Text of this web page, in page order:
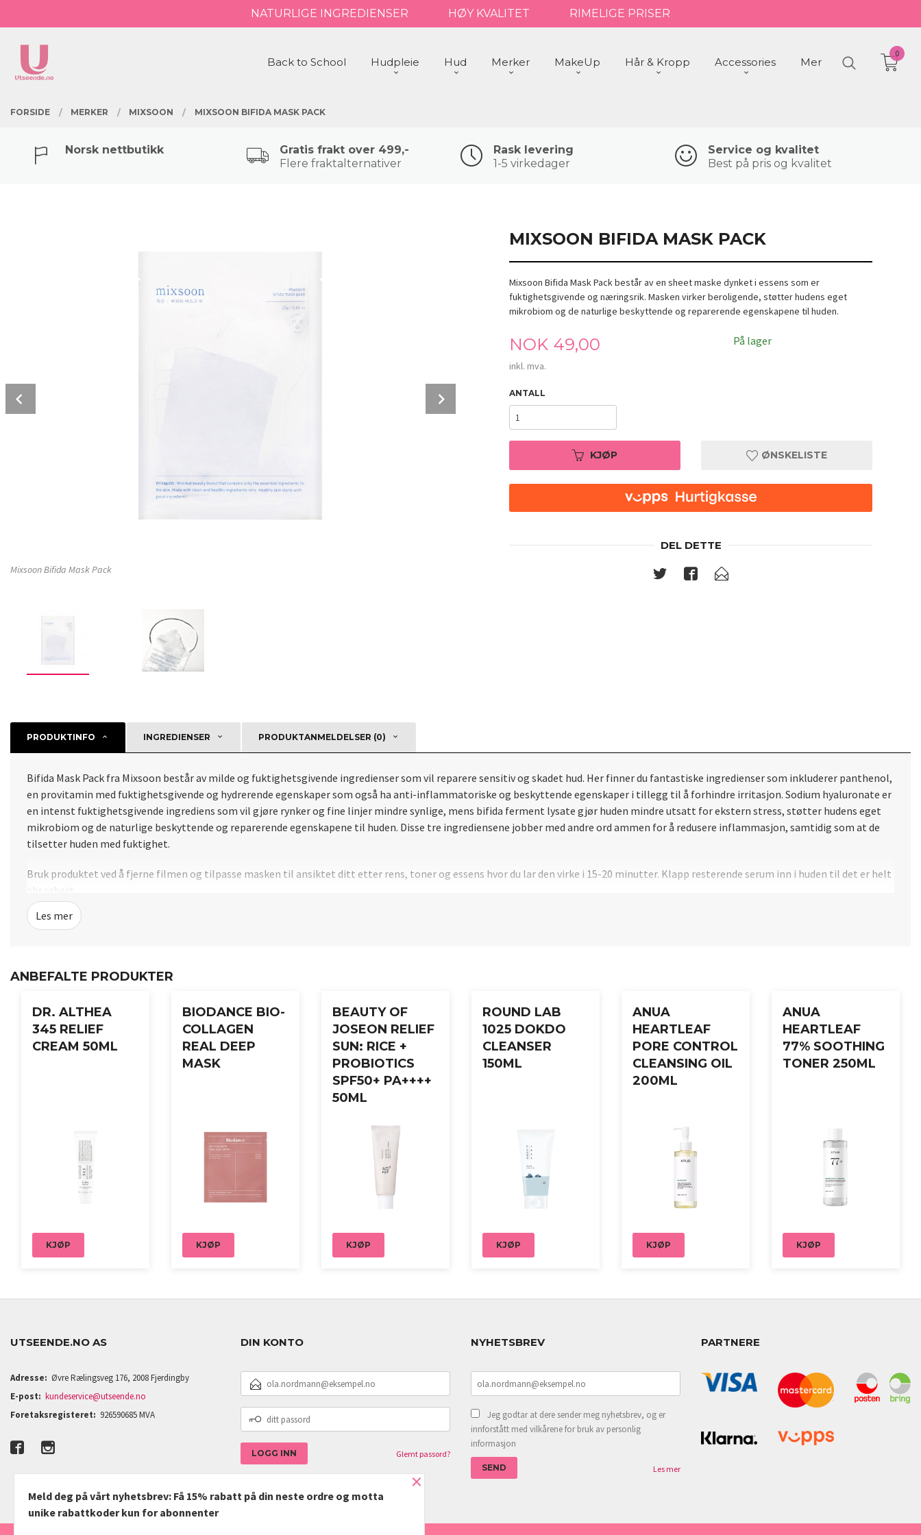
til
NATURLIGE INGREDIENSER HØY KVALITET RIMELIGE PRISER
PRODUKTER
Back to School Hudpleie Hud Merker MakeUp Hår & Kropp Accessories Mer
0
FORSIDE MERKER MIXSOON MIXSOON BIFIDA MASK PACK
Norsk nettbutikk
Gratis frakt over 499,-
Flere fraktalternativer
Rask levering
1-5 virkedager
Service og kvalitet
Best på pris og kvalitet
Mixsoon Bifida Mask Pack
MIXSOON BIFIDA MASK PACK
Mixsoon Bifida Mask Pack består av en sheet maske dynket i essens som er
fuktighetsgivende og næringsrik. Masken virker beroligende, støtter hudens eget
mikrobiom og de naturlige beskyttende og reparerende egenskapene til huden.
Pris
NOK 49,00
inkl. mva.
På lager
ANTALL
KJØP ØNSKELISTE
DEL DETTE
PRODUKTINFO INGREDIENSER PRODUKTANMELDELSER (0)
Bifida Mask Pack fra Mixsoon består av milde og fuktighetsgivende ingredienser som vil reparere sensitiv og skadet hud. Her finner du fantastiske ingredienser som inkluderer panthenol,
en provitamin med fuktighetsgivende og hydrerende egenskaper som også ha anti-inflammatoriske og beskyttende egenskaper i tillegg til å forhindre irritasjon. Sodium hyaluronate er
en intenst fuktighetsgivende ingrediens som vil gjøre rynker og fine linjer mindre synlige, mens bifida ferment lysate gjør huden mindre utsatt for ekstern stress, støtter hudens eget
mikrobiom og de naturlige beskyttende og reparerende egenskapene til huden. Disse tre ingrediensene jobber med andre ord ammen for å redusere inflammasjon, samtidig som at de
tilsetter huden med fuktighet.
Bruk produktet ved å fjerne filmen og tilpasse masken til ansiktet ditt etter rens, toner og essens hvor du lar den virke i 15-20 minutter. Klapp resterende serum inn i huden til det er helt
absorbert.
Les mer
ANBEFALTE PRODUKTER
DR. ALTHEA
345 RELIEF
CREAM 50ML
KJØP
BIODANCE BIO-
COLLAGEN
REAL DEEP
MASK
KJØP
BEAUTY OF
JOSEON RELIEF
SUN: RICE +
PROBIOTICS
SPF50+ PA++++
50ML
KJØP
ROUND LAB
1025 DOKDO
CLEANSER
150ML
KJØP
ANUA
HEARTLEAF
PORE CONTROL
CLEANSING OIL
200ML
KJØP
ANUA
HEARTLEAF
77% SOOTHING
TONER 250ML
KJØP
UTSEENDE.NO AS
Adresse: Øvre Rælingsveg 176, 2008 Fjerdingby
E-post: kundeservice@utseende.no
Foretaksregisteret: 926590685 MVA
DIN KONTO
POSTADRESSE
PASSORD
Glemt passord?
NYHETSBREV
Jeg godtar at dere sender meg nyhetsbrev, og er
innforstått med vilkårene for bruk av personlig
informasjon
Les mer
PARTNERE
×
Meld deg på vårt nyhetsbrev: Få 15% rabatt på din neste ordre og motta
unike rabattkoder kun for abonnenter